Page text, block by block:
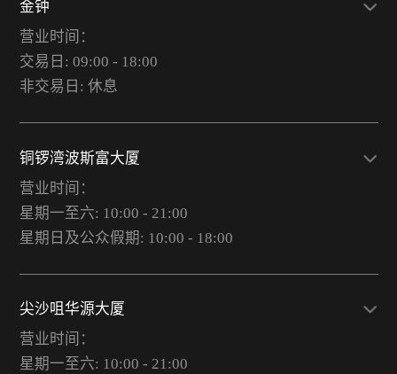
金钟
营业时间：
交易日: 09:00 - 18:00
非交易日: 休息
铜锣湾波斯富大厦
营业时间：
星期一至六: 10:00 - 21:00
星期日及公众假期: 10:00 - 18:00
尖沙咀华源大厦
营业时间：
星期一至六: 10:00 - 21:00